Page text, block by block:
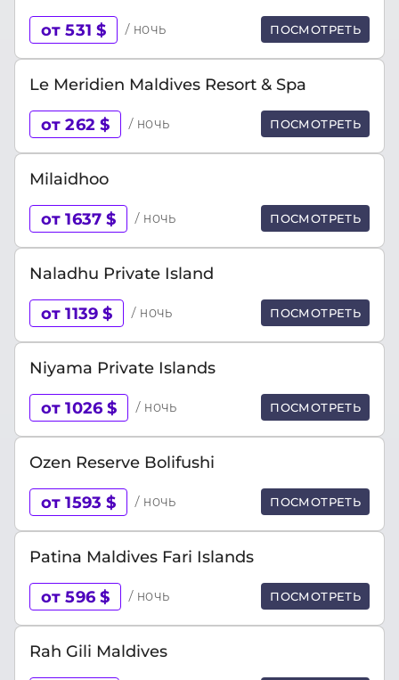
от 531 $ / ночь ПОСМОТРЕТЬ
Le Meridien Maldives Resort & Spa
от 262 $ / ночь ПОСМОТРЕТЬ
Milaidhoo
от 1637 $ / ночь ПОСМОТРЕТЬ
Naladhu Private Island
от 1139 $ / ночь ПОСМОТРЕТЬ
Niyama Private Islands
от 1026 $ / ночь ПОСМОТРЕТЬ
Ozen Reserve Bolifushi
от 1593 $ / ночь ПОСМОТРЕТЬ
Patina Maldives Fari Islands
от 596 $ / ночь ПОСМОТРЕТЬ
Rah Gili Maldives